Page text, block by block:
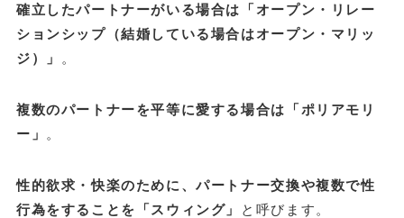
確立したパートナーがいる場合は「オープン・リレー
ションシップ（結婚している場合はオープン・マリッ
ジ）」
。
複数のパートナーを平等に愛する場合は「ポリアモリ
ー」
。
性的欲求・快楽のために、パートナー交換や複数で性
行為をすることを「スウィング」
と呼びます。